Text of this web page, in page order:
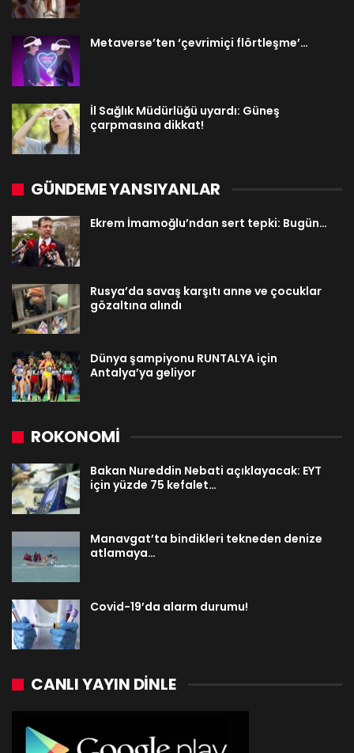
Metaverse’ten ‘çevrimiçi flörtleşme’…
İl Sağlık Müdürlüğü uyardı: Güneş
çarpmasına dikkat!
GÜNDEME YANSIYANLAR
Ekrem İmamoğlu’ndan sert tepki: Bugün…
Rusya’da savaş karşıtı anne ve çocuklar
gözaltına alındı
Dünya şampiyonu RUNTALYA için
Antalya’ya geliyor
ROKONOMİ
Bakan Nureddin Nebati açıklayacak: EYT
için yüzde 75 kefalet…
Manavgat’ta bindikleri tekneden denize
atlamaya…
Covid-19’da alarm durumu!
CANLI YAYIN DINLE